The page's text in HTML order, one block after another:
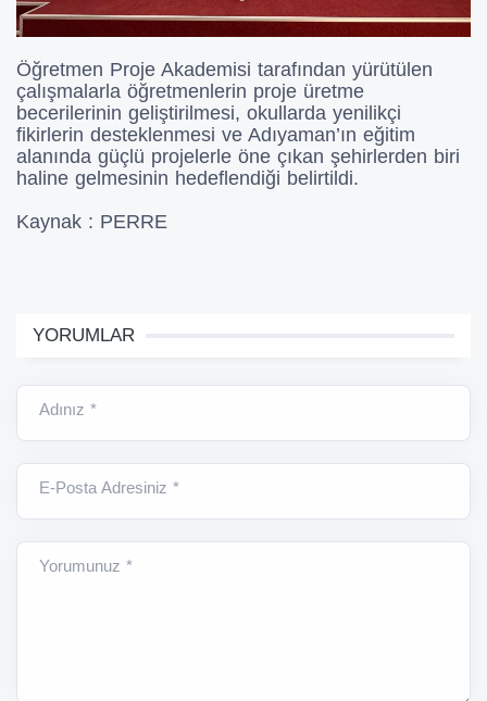
Öğretmen Proje Akademisi tarafından yürütülen
çalışmalarla öğretmenlerin proje üretme
becerilerinin geliştirilmesi, okullarda yenilikçi
fikirlerin desteklenmesi ve Adıyaman’ın eğitim
alanında güçlü projelerle öne çıkan şehirlerden biri
haline gelmesinin hedeflendiği belirtildi.
Kaynak : PERRE
YORUMLAR
Adınız *
E-Posta Adresiniz *
Yorumunuz *